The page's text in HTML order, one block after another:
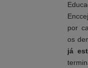
por
os
já